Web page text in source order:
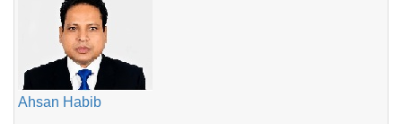
Ahsan Habib